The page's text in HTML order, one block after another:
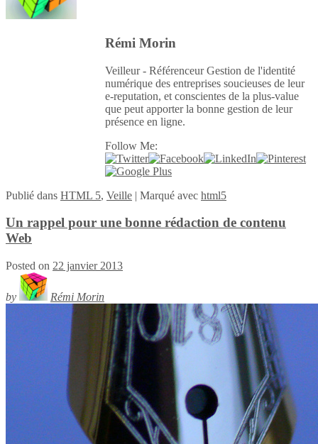
Rémi Morin
Veilleur - Référenceur Gestion de l'identité
numérique des entreprises soucieuses de leur
e-reputation, et conscientes de la plus-value
que peut apporter la bonne gestion de leur
présence en ligne.
Follow Me:
Publié dans HTML 5, Veille | Marqué avec html5
Un rappel pour une bonne rédaction de contenu
Web
Posted on 22 janvier 2013
by Rémi Morin